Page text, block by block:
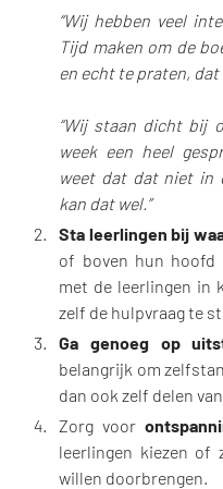
“Wij hebben veel
Tijd maken om de
en echt te praten, dat
“Wij staan dicht bij
week een heel
weet dat dat niet in
kan dat wel.”
Sta leerlingen bij
of boven hun hoofd
met de leerlingen in
zelf de hulpvraag te
Ga genoeg op
belangrijk om
dan ook zelf delen
Zorg voor
leerlingen kiezen of
willen doorbrengen.